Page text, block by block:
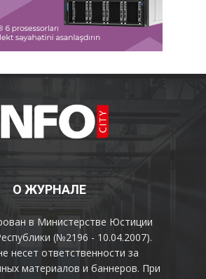
О ЖУРНАЛЕ
в Министерстве Юстиции
(№2196 - 10.04.2007).
несет ответственности за
материалов и баннеров. При